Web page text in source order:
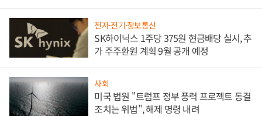
전자·전기·정보통신
SK하이닉스 1주당 375원 현금배당 실시, 추
가 주주환원 계획 9월 공개 예정
사회
미국 법원 "트럼프 정부 풍력 프로젝트 동결
조치는 위법", 해제 명령 내려